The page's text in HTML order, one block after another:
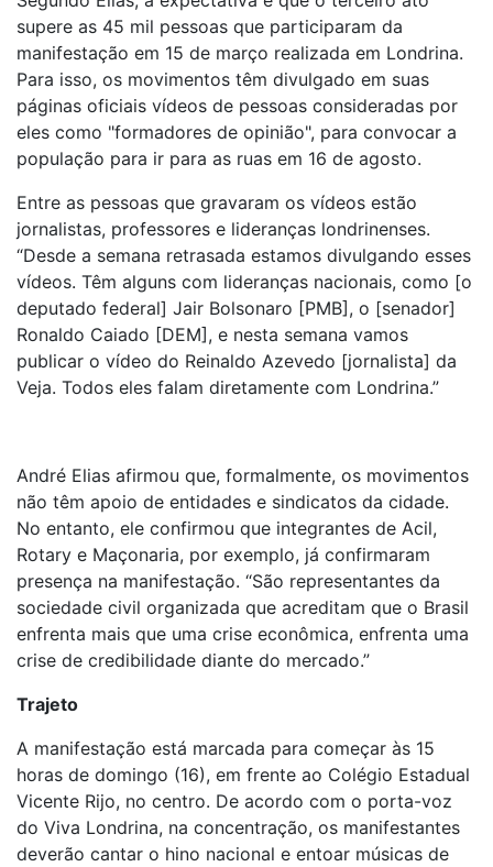
supere as 45 mil pessoas que participaram da
manifestação em 15 de março realizada em Londrina.
Para isso, os movimentos têm divulgado em suas
páginas oficiais vídeos de pessoas consideradas por
eles como "formadores de opinião", para convocar a
população para ir para as ruas em 16 de agosto.
Entre as pessoas que gravaram os vídeos estão
jornalistas, professores e lideranças londrinenses.
“Desde a semana retrasada estamos divulgando esses
vídeos. Têm alguns com lideranças nacionais, como [o
deputado federal] Jair Bolsonaro [PMB], o [senador]
Ronaldo Caiado [DEM], e nesta semana vamos
publicar o vídeo do Reinaldo Azevedo [jornalista] da
Veja. Todos eles falam diretamente com Londrina.”
André Elias afirmou que, formalmente, os movimentos
não têm apoio de entidades e sindicatos da cidade.
No entanto, ele confirmou que integrantes de Acil,
Rotary e Maçonaria, por exemplo, já confirmaram
presença na manifestação. “São representantes da
sociedade civil organizada que acreditam que o Brasil
enfrenta mais que uma crise econômica, enfrenta uma
crise de credibilidade diante do mercado.”
Trajeto
A manifestação está marcada para começar às 15
horas de domingo (16), em frente ao Colégio Estadual
Vicente Rijo, no centro. De acordo com o porta-voz
do Viva Londrina, na concentração, os manifestantes
deverão cantar o hino nacional e entoar músicas de